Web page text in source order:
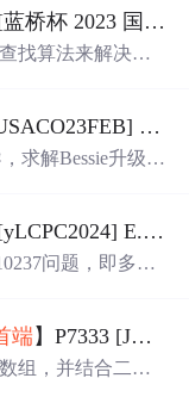
境，算法用C+
国 A] 第 K 小的和|普及
找算法来解决蓝
推荐的测试环
Bakery SP|普及+
求解Bessie升级烤
值。
E. Latent Kindom普及+
问题，即多次
场景。
端】P7333 [JRKSJ R1] JFCA|普及+
组，并结合二分